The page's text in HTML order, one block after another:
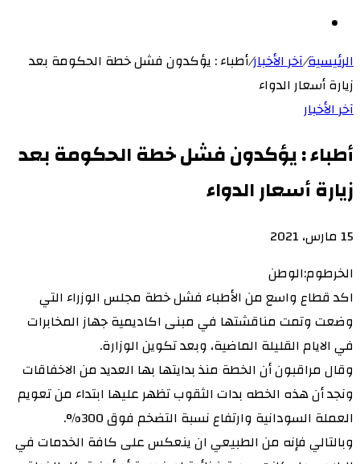
الرئيسية/آخر الأخبار/أطباء : يؤكدون فشل خطة الحكومة بعد
زيارة أسعار الدواء
آخر الأخبار
أطباء : يؤكدون فشل خطة الحكومة بعد
زيارة أسعار الدواء
15 مارس، 2021
الخرطوم:الوطن
اكد قطاع واسع من الأطباء فشل خطة مجلس الوزراء التي
وضعت وتمت مناقشتها في مبنى اكاديمية جهاز المخابرات
في الايام القليلة الماضية، وبعد تكوين الوزارة.
وقال مراقبون أن الخطة منذ بدايتها بها العديد من الاخفاقات
ونجد أن هذه الخطه بدات الثقوب تظهر عليها ابتداء من تعويم
العملة السودانية وارتفاع نسبة التضخم فوق 300%.
وبالتالي فإنه من الطبيعي ان ينعكس على كافة الخدمات في